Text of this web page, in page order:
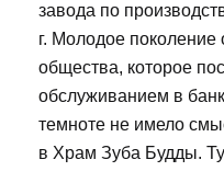
завода по
г. Молодое поколение
общества, которое
обслуживанием в
темноте не имело
в Храм Зуба Будды.